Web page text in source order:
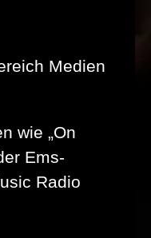
Medien
wie „On
Ems-
Radio